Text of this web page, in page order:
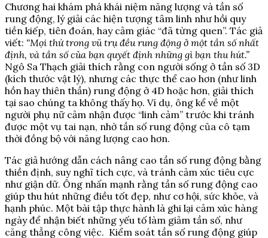
Chương hai khám phá khái niệm năng lượng và tần số
rung động, lý giải các hiện tượng tâm linh như hồi quy
tiền kiếp, tiên đoán, hay cảm giác “đã từng quen”. Tác giả
viết: “Mọi thứ trong vũ trụ đều rung động ở một tần số nhất
định, và tần số của bạn quyết định những gì bạn thu hút.”
Ngô Sa Thạch giải thích rằng con người sống ở tần số 3D
(kích thước vật lý), nhưng các thực thể cao hơn (như linh
hồn hay thiên thần) rung động ở 4D hoặc hơn, giải thích
tại sao chúng ta không thấy họ. Ví dụ, ông kể về một
người phụ nữ cảm nhận được “linh cảm” trước khi tránh
được một vụ tai nạn, nhờ tần số rung động của cô tạm
thời đồng bộ với năng lượng cao hơn.
Tác giả hướng dẫn cách nâng cao tần số rung động bằng
thiền định, suy nghĩ tích cực, và tránh cảm xúc tiêu cực
như giận dữ. Ông nhấn mạnh rằng tần số rung động cao
giúp thu hút những điều tốt đẹp, như cơ hội, sức khỏe, và
hạnh phúc. Một bài tập thực hành là ghi lại cảm xúc hàng
ngày để nhận biết những yếu tố làm giảm tần số, như
căng thẳng công việc. Kiểm soát tần số rung động giúp